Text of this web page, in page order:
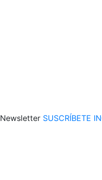
Newsletter SUSCRÍBETE